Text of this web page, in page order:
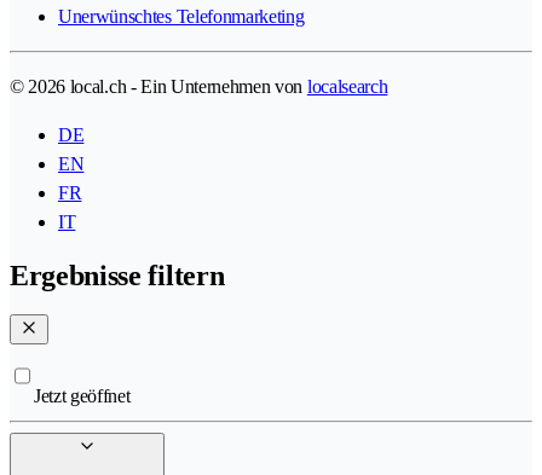
Unerwünschtes Telefonmarketing
© 2026 local.ch - Ein Unternehmen von localsearch
DE
EN
FR
IT
Ergebnisse filtern
Jetzt geöffnet